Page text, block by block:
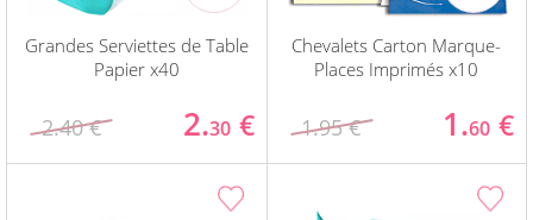
Grandes Serviettes de Table
Papier x40
2.40 € 2.30 €
Chevalets Carton Marque-
Places Imprimés x10
1.95 € 1.60 €